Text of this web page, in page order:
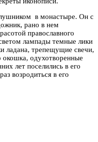
в монастыре. Он с
рано в нем
православного
лампады темные лики
ладана, трепещущие свечи,
окошка, одухотворенные
лет поселились в его
возродиться в его